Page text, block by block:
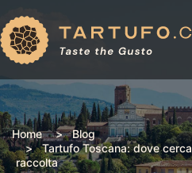
PREZZI TARTUFO
RICETTE
EVENTI
BLOG
IL TARTUFO
PREZZI
RICETTE
Home
Blog
Tartufo Toscana: dove
raccolta